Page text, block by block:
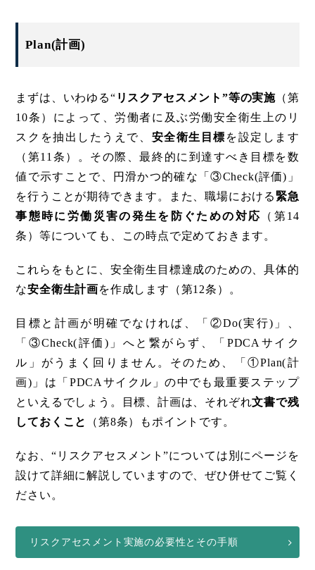
Plan(計画)
まずは、いわゆる“ リスクアセスメント”等の実施 （第
10条）によって、労働者に及ぶ労働安全衛生上のリ
スクを抽出したうえで、 安全衛生目標 を設定します
（第11条）。その際、最終的に到達すべき目標を数
値で示すことで、円滑かつ的確な「③Check(評価)」
を行うことが期待できます。また、職場における 緊急
事態時に労働災害の発生を防ぐための対応
（第14
条）等についても、この時点で定めておきます。
これらをもとに、安全衛生目標達成のための、具体的
な安全衛生計画を作成します（第12条）。
目標と計画が明確でなければ、「②Do(実行)」、
「③Check(評価)」へと繋がらず、「PDCAサイク
ル」がうまく回りません。そのため、「①Plan(計
画)」は「PDCAサイクル」の中でも最重要ステップ
といえるでしょう。目標、計画は、それぞれ文書で残
しておくこと
（第8条）もポイントです。
なお、“リスクアセスメント”については別にページを
設けて詳細に解説していますので、ぜひ併せてご覧く
ださい。
リスクアセスメント実施の必要性とその手順